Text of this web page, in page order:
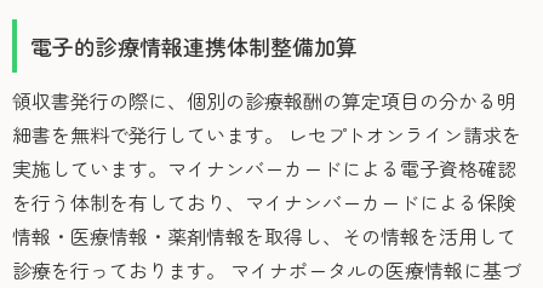
電子的診療情報連携体制整備加算
領収書発行の際に、個別の診療報酬の算定項目の分かる明
細書を無料で発行しています。 レセプトオンライン請求を
実施しています。マイナンバーカードによる電子資格確認
を行う体制を有しており、マイナンバーカードによる保険
情報・医療情報・薬剤情報を取得し、その情報を活用して
診療を行っております。 マイナポータルの医療情報に基づ